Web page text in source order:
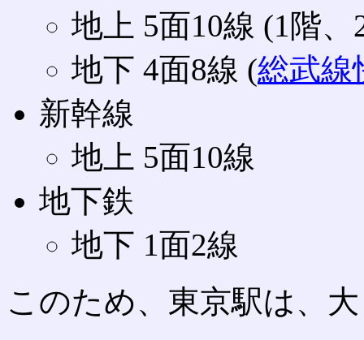
地上 5面10線 (1階、
地下 4面8線 (総武線
新幹線
地上 5面10線
地下鉄
地下 1面2線
このため、東京駅は、